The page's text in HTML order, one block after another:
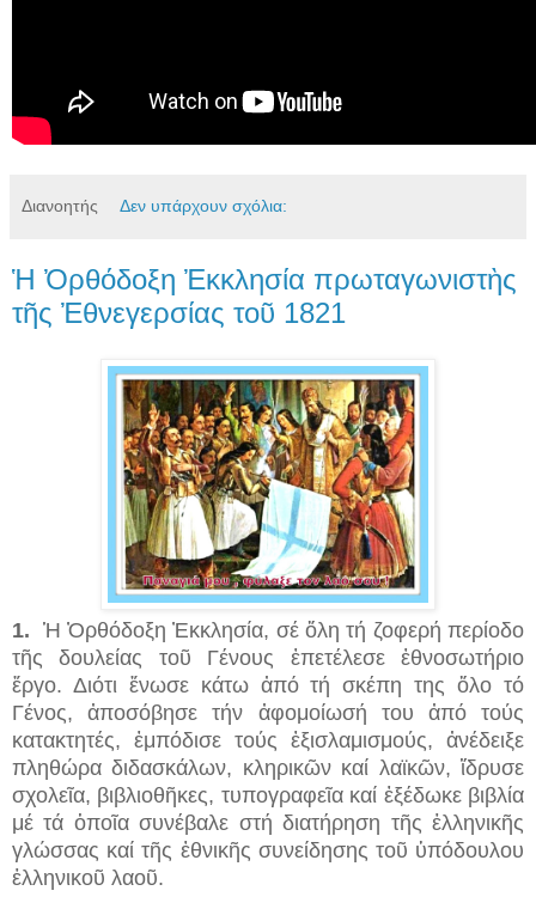
Διανοητής Δεν υπάρχουν σχόλια:
Ἡ Ὀρθόδοξη Ἐκκλησία πρωταγωνιστὴς
τῆς Ἐθνεγερσίας τοῦ 1821
1. Ἡ Ὀρθόδοξη Ἐκκλησία, σέ ὅλη τή ζοφερή περίοδο
τῆς δουλείας τοῦ Γένους ἐπετέλεσε ἐθνοσωτήριο
ἔργο. Διότι ἕνωσε κάτω ἀπό τή σκέπη της ὅλο τό
Γένος, ἀποσόβησε τήν ἀφομοίωσή του ἀπό τούς
κατακτητές, ἐμπόδισε τούς ἐξισλαμισμούς, ἀνέδειξε
πληθώρα διδασκάλων, κληρικῶν καί λαϊκῶν, ἵδρυσε
σχολεῖα, βιβλιοθῆκες, τυπογραφεῖα καί ἐξέδωκε βιβλία
μέ τά ὁποῖα συνέβαλε στή διατήρηση τῆς ἑλληνικῆς
γλώσσας καί τῆς ἐθνικῆς συνείδησης τοῦ ὑπόδουλου
ἑλληνικοῦ λαοῦ.